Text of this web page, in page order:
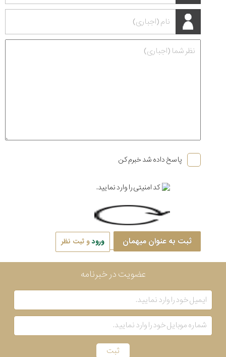
پاسخ داده شد خبرم کن
ثبت به عنوان میهمان ورودو ثبت نظر
عضویت در خبرنامه